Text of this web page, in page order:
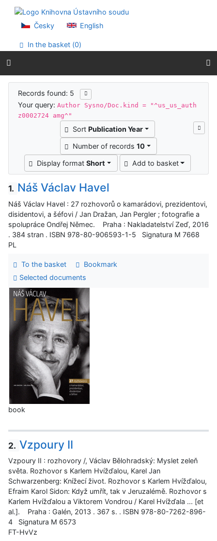
Go to menu
Accessibility declaration
Česky English
In the basket (0)
Search results
Records found: 5
Your query:Author Sysno/Doc.kind = "^us_us_auth
z0002724 amg^"
Sort Publication Year
Number of records 10
Display formatShort Add to basket
1. Náš Václav Havel
Náš Václav Havel : 27 rozhovorů o kamarádovi, prezidentovi,
disidentovi, a šéfovi / Jan Dražan, Jan Pergler ; fotografie a
spolupráce Ondřej Němec. Praha : Nakladatelství Zeď, 2016
. 384 stran . ISBN 978-80-906593-1-5 Signatura M 7668
PL
To the basket
Bookmark
Selected documents
book
2. Vzpoury II
Vzpoury II : rozhovory /, Václav Bělohradský: Myslet zeleň
světa. Rozhovor s Karlem Hvížďalou, Karel Jan
Schwarzenberg: Knížecí život. Rozhovor s Karlem Hvížďalou,
Efraim Karol Sidon: Když umřít, tak v Jeruzalémě. Rozhovor s
Karlem Hvížďalou a Viktorem Vondrou / Karel Hvížďala ... [et
al.]. Praha : Galén, 2013 . 367 s. . ISBN 978-80-7262-896-
4 Signatura M 6573
FT-HvVz